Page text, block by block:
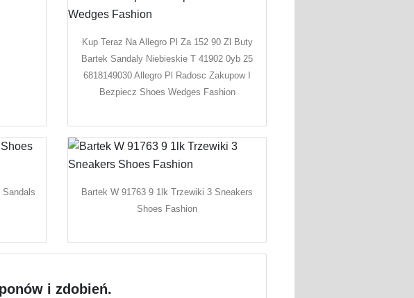
Kup Teraz Na Allegro Pl Za 152 90 Zl Buty
Bartek Sandaly Niebieskie T 41902 0yb 25
6818149030 Allegro Pl Radosc Zakupow I
Bezpiecz Shoes Wedges Fashion
Bartek W 91763 9 1lk Trzewiki 3 Sneakers
Shoes Fashion
i zdobień.